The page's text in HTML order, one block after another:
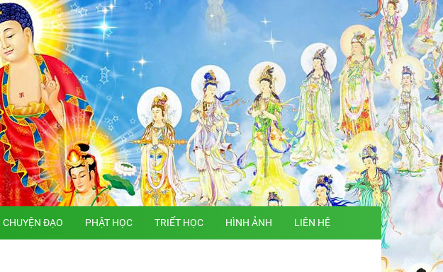
CHUYỆN ĐẠO PHẬT HỌC TRIẾT HỌC HÌNH ẢNH LIÊN HỆ